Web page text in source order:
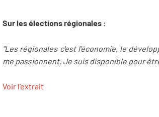
Sur les élections régionales :
"Les régionales c'est l'économie, le
me passionnent. Je suis disponible pour
Voir l'extrait